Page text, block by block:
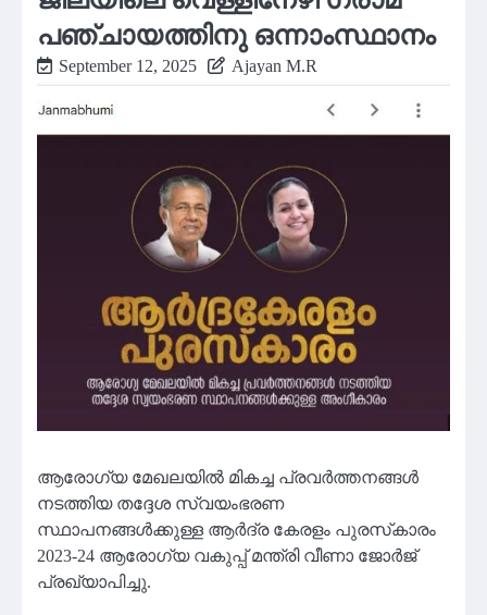
പഞ്ചായത്തിനു ഒന്നാംസ്ഥാനം
September 12, 2025 Ajayan M.R
ആരോഗ്യ മേഖലയില്‍ മികച്ച പ്രവര്‍ത്തനങ്ങള്‍
നടത്തിയ തദ്ദേശ സ്വയംഭരണ
സ്ഥാപനങ്ങള്‍ക്കുള്ള ആര്‍ദ്ര കേരളം പുരസ്‌കാരം
2023-24 ആരോഗ്യ വകുപ്പ് മന്ത്രി വീണാ ജോര്‍ജ്
പ്രഖ്യാപിച്ചു.